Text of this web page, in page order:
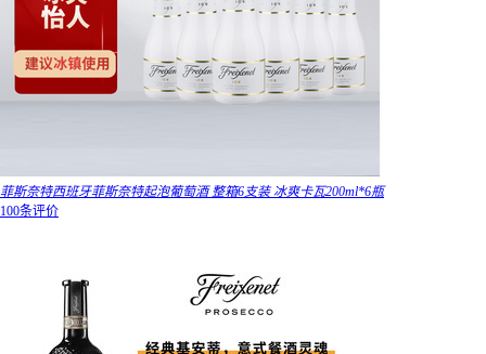
菲斯奈特西班牙菲斯奈特起泡葡萄酒 整箱6支装 冰爽卡瓦200ml*6瓶
100条评价